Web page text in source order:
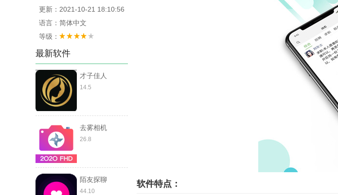
更新：2021-10-21 18:10:56
语言：简体中文
等级：
最新软件
才子佳人
14.5
去雾相机
26.8
陌友探聊
44.10
软件特点：